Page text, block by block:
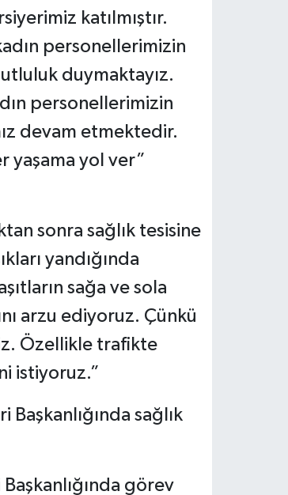
katılmıştır.
personellerimizin
duymaktayız.
personellerimizin
devam etmektedir.
yaşama yol ver”
sonra sağlık tesisine
yandığında
sağa ve sola
arzu ediyoruz. Çünkü
Özellikle trafikte
istiyoruz.”
sağlık
görev